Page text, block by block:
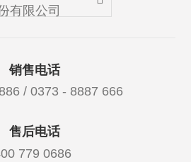
有限公司
销售电话
/ 0373 - 8887 666
售后电话
779 0686